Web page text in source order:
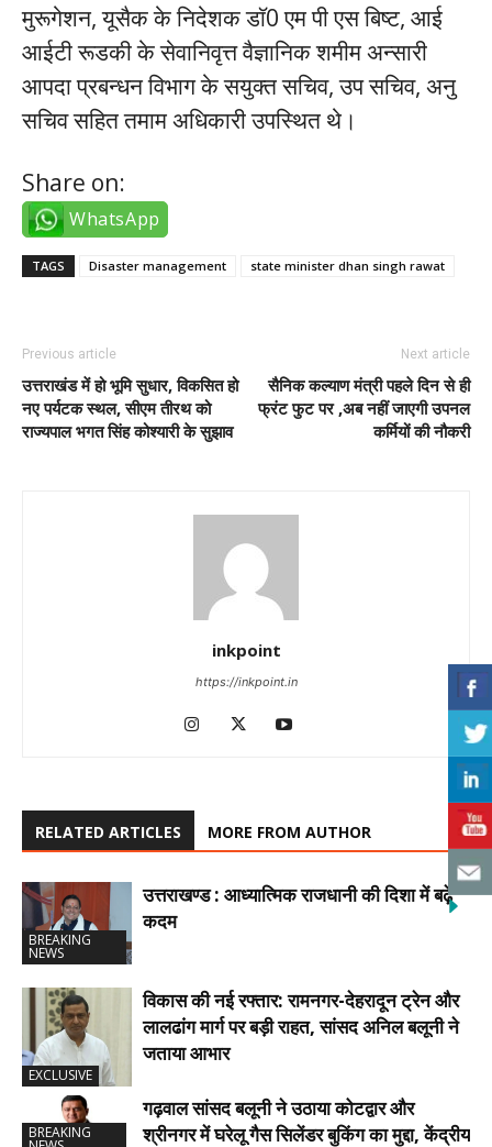
मुरूगेशन, यूसैक के निदेशक डाॅ0 एम पी एस बिष्ट, आई
आईटी रूडकी के सेवानिवृत्त वैज्ञानिक शमीम अन्सारी
आपदा प्रबन्धन विभाग के सयुक्त सचिव, उप सचिव, अनु
सचिव सहित तमाम अधिकारी उपस्थित थे।
Share on:
WhatsApp
TAGS Disaster management state minister dhan singh rawat
Previous article
उत्तराखंड में हो भूमि सुधार, विकसित हो
नए पर्यटक स्थल, सीएम तीरथ को
राज्यपाल भगत सिंह कोश्यारी के सुझाव
Next article
सैनिक कल्याण मंत्री पहले दिन से ही
फ्रंट फुट पर ,अब नहीं जाएगी उपनल
कर्मियों की नौकरी
inkpoint
https://inkpoint.in
RELATED ARTICLES MORE FROM AUTHOR
BREAKING
NEWS
उत्तराखण्ड : आध्यात्मिक राजधानी की दिशा में बढ़े
कदम
EXCLUSIVE
विकास की नई रफ्तार: रामनगर-देहरादून ट्रेन और
लालढांग मार्ग पर बड़ी राहत, सांसद अनिल बलूनी ने
जताया आभार
BREAKING
गढ़वाल सांसद बलूनी ने उठाया कोटद्वार और
श्रीनगर में घरेलू गैस सिलेंडर बुकिंग का मुद्दा, केंद्रीय